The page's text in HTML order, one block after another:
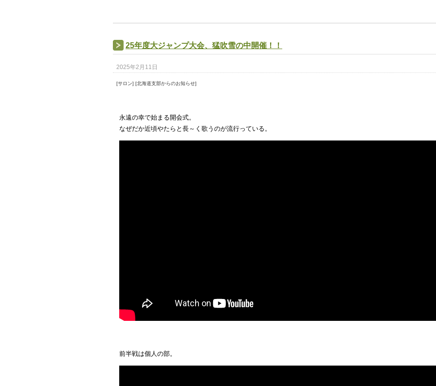
25年度大ジャンプ大会、猛吹雪の中開催！！
2025年2月11日
[サロン] [北海道支部からのお知らせ]
永遠の幸で始まる開会式。
なぜだか近頃やたらと長～く歌うのが流行っている。
前半戦は個人の部。